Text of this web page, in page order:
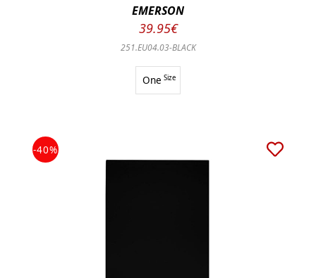
EMERSON
39.95€
251.EU04.03-BLACK
One Size
-40%